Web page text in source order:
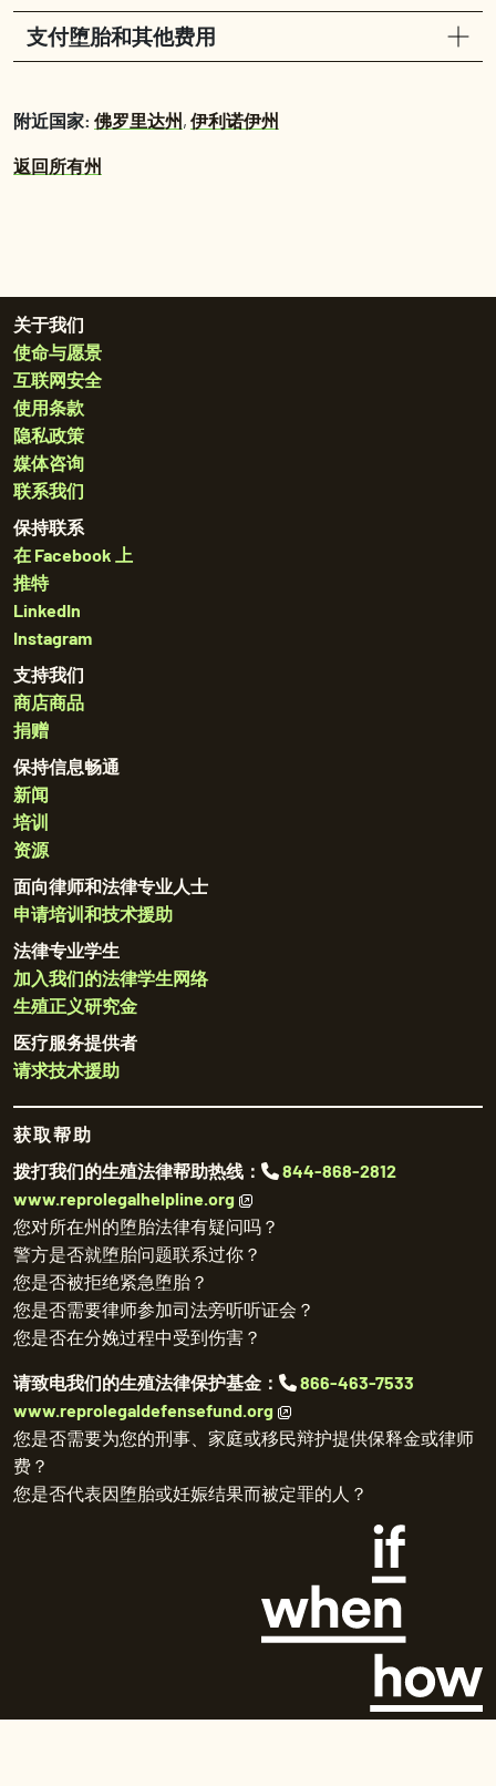
支付堕胎和其他费用
附近国家: 佛罗里达州, 伊利诺伊州
返回所有州
关于我们
使命与愿景
互联网安全
使用条款
隐私政策
媒体咨询
联系我们
保持联系
在 Facebook 上
推特
LinkedIn
Instagram
支持我们
商店商品
捐赠
保持信息畅通
新闻
培训
资源
面向律师和法律专业人士
申请培训和技术援助
法律专业学生
加入我们的法律学生网络
生殖正义研究金
医疗服务提供者
请求技术援助
获取帮助
拨打我们的生殖法律帮助热线：
844-868-2812
www.reprolegalhelpline.org
您对所在州的堕胎法律有疑问吗？
警方是否就堕胎问题联系过你？
您是否被拒绝紧急堕胎？
您是否需要律师参加司法旁听听证会？
您是否在分娩过程中受到伤害？
请致电我们的生殖法律保护基金：
866-463-7533
www.reprolegaldefensefund.org
您是否需要为您的刑事、家庭或移民辩护提供保释金或律师
费？
您是否代表因堕胎或妊娠结果而被定罪的人？